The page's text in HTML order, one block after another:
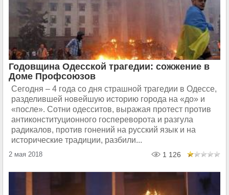
Годовщина Одесской трагедии: сожжение в
Доме Профсоюзов
Сегодня – 4 года со дня страшной трагедии в Одессе,
разделившей новейшую историю города на «до» и
«после». Сотни одесситов, выражая протест против
антиконституционного госпереворота и разгула
радикалов, против гонений на русский язык и на
исторические традиции, разбили...
2 мая 2018 1 126